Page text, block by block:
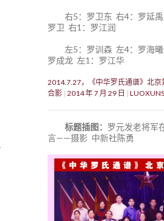
右5：罗卫东 右4：罗延
罗卫 右1：罗江润
左5：罗训森 左4：罗海
罗成龙 左1：罗江华
2014.7.27，《中华罗氏通谱》北
合影 2014 年 7 月 29 日
标题插图： 罗元发老将军
言——摄影 中新社陈勇